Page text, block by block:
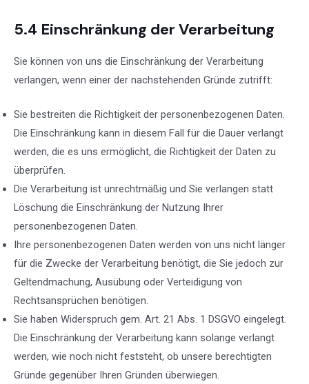
5.4 Einschränkung der Verarbeitung
Sie können von uns die Einschränkung der Verarbeitung
verlangen, wenn einer der nachstehenden Gründe zutrifft:
Sie bestreiten die Richtigkeit der personenbezogenen Daten.
Die Einschränkung kann in diesem Fall für die Dauer verlangt
werden, die es uns ermöglicht, die Richtigkeit der Daten zu
überprüfen.
Die Verarbeitung ist unrechtmäßig und Sie verlangen statt
Löschung die Einschränkung der Nutzung Ihrer
personenbezogenen Daten.
Ihre personenbezogenen Daten werden von uns nicht länger
für die Zwecke der Verarbeitung benötigt, die Sie jedoch zur
Geltendmachung, Ausübung oder Verteidigung von
Rechtsansprüchen benötigen.
Sie haben Widerspruch gem. Art. 21 Abs. 1 DSGVO eingelegt.
Die Einschränkung der Verarbeitung kann solange verlangt
werden, wie noch nicht feststeht, ob unsere berechtigten
Gründe gegenüber Ihren Gründen überwiegen.